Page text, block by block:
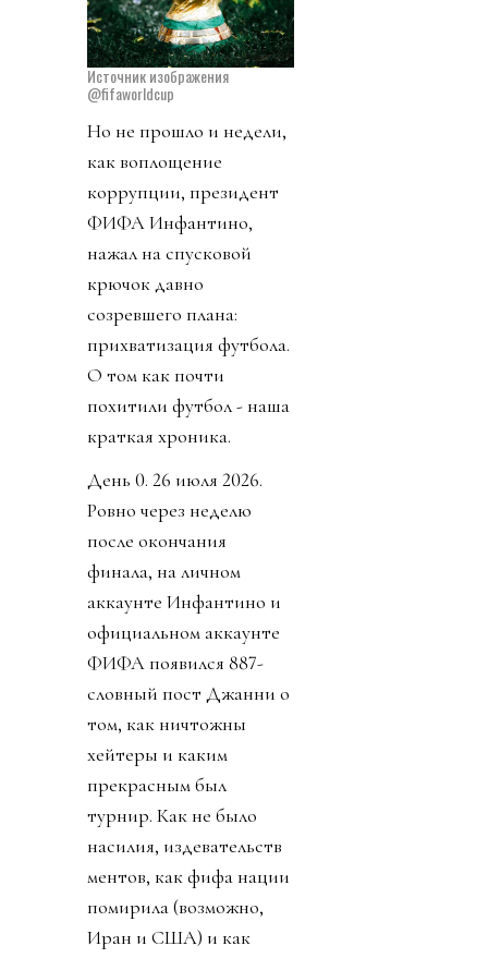
Источник изображения
@fifaworldcup
Но не прошло и недели,
как воплощение
коррупции, президент
ФИФА Инфантино,
нажал на спусковой
крючок давно
созревшего плана:
прихватизация футбола.
О том как почти
похитили футбол - наша
краткая хроника.
День 0. 26 июля 2026.
Ровно через неделю
после окончания
финала, на личном
аккаунте Инфантино и
официальном аккаунте
ФИФА появился 887-
словный пост Джанни о
том, как ничтожны
хейтеры и каким
прекрасным был
турнир. Как не было
насилия, издевательств
ментов, как фифа нации
помирила (возможно,
Иран и США) и как